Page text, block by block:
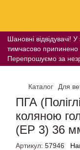
Шановні відвідувачі!
тимчасово припинено
Перепрошуємо за
Каталог Для
ПГА
коляною
(EP 3) 36
Артикул: 57946